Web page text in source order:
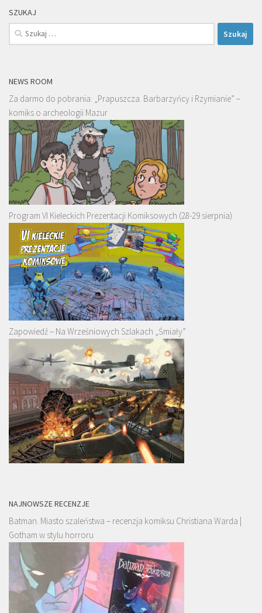
SZUKAJ
Szukaj:
NEWS ROOM
Za darmo do pobrania: „Prapuszcza. Barbarzyńcy i Rzymianie” –
komiks o archeologii Mazur
Program VI Kieleckich Prezentacji Komiksowych (28-29 sierpnia)
Zapowiedź – Na Wrześniowych Szlakach „Śmiały”
NAJNOWSZE RECENZJE
Batman. Miasto szaleństwa – recenzja komiksu Christiana Warda |
Gotham w stylu horroru